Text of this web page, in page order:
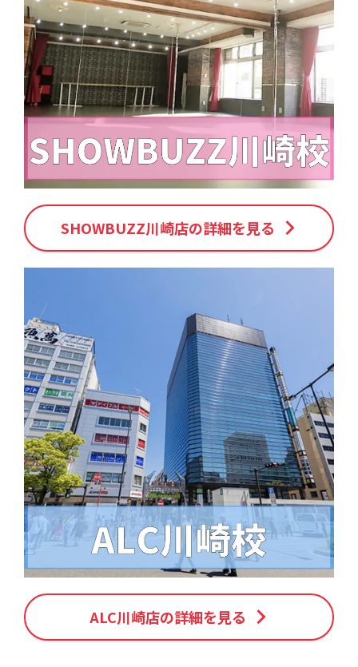
SHOWBUZZ川崎店の詳細を見る
ALC川崎店の詳細を見る